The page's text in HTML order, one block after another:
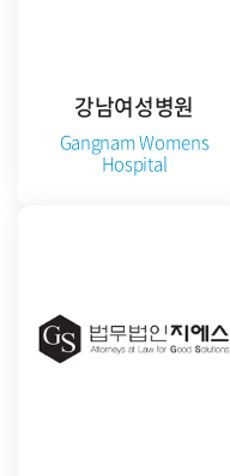
강남여성병원
Gangnam Womens
Hospital